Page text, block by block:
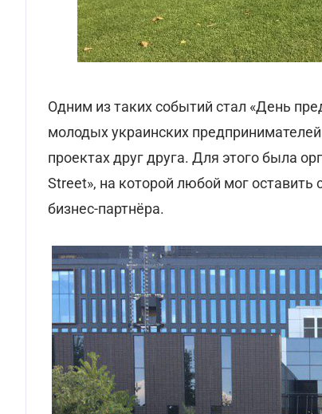
Одним из таких событий стал «День
молодых украинских
проектах друг друга. Для этого была
Street», на которой любой мог
бизнес-партнёра.